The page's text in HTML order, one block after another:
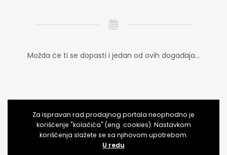
Možda će ti se dopasti i jedan od ovih događaja...
Seminar Prodajnih Veština u Beogradu!
Beograd
Za ispravan rad prodajnog portala neophodno je
korišćenje "kolačića" (eng. cookies). Nastavkom
korišćenja slažete se sa njihovom upotrebom.
U redu